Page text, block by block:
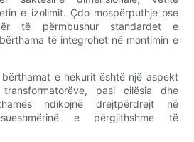
e izolimit. Çdo mospërputhje ose
të përmbushur standardet e
të integrohet në montimin e
e hekurit është një aspekt
pasi cilësia dhe
ndikojnë drejtpërdrejt në
e përgjithshme të